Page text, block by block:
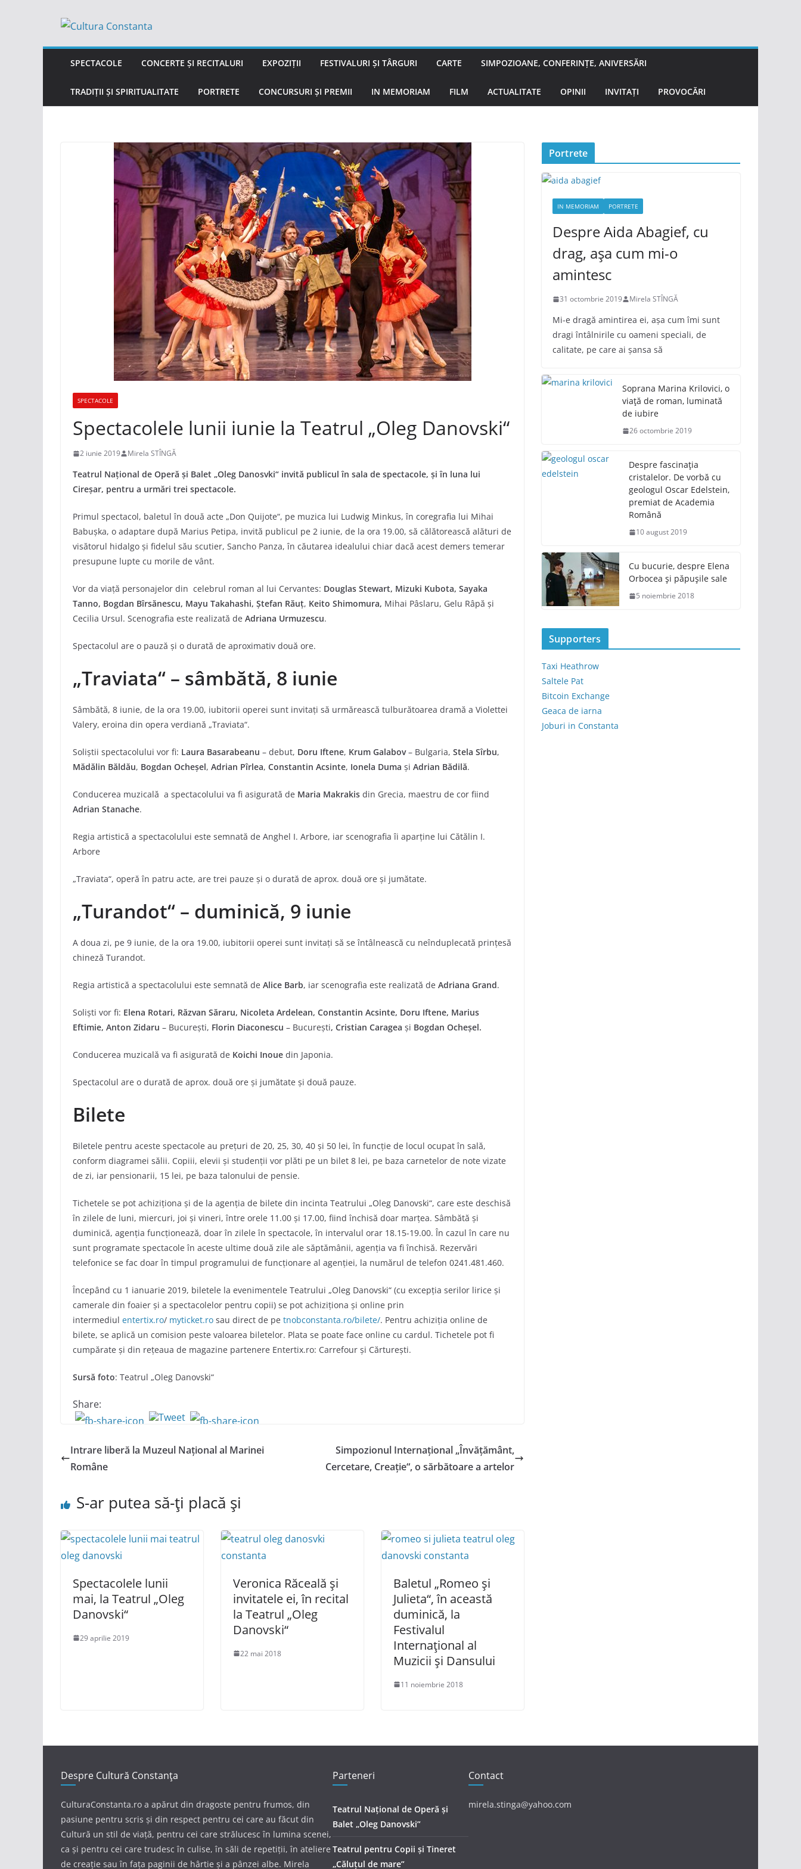
conținut
SPECTACOLE CONCERTE ȘI RECITALURI EXPOZIȚII FESTIVALURI ȘI TÂRGURI CARTE SIMPOZIOANE, CONFERINȚE, ANIVERSĂRI
TRADIȚII ȘI SPIRITUALITATE PORTRETE CONCURSURI ȘI PREMII IN MEMORIAM FILM ACTUALITATE OPINII INVITAȚI PROVOCĂRI
SPECTACOLE
Spectacolele lunii iunie la Teatrul „Oleg Danovski“
2 iunie 2019 Mirela STÎNGĂ
Teatrul Național de Operă și Balet „Oleg Danosvki“ invită publicul în sala de spectacole, și în luna lui
Cireșar, pentru a urmări trei spectacole.
Primul spectacol, baletul în două acte „Don Quijote“, pe muzica lui Ludwig Minkus, în coregrafia lui Mihai
Babuşka, o adaptare după Marius Petipa, invită publicul pe 2 iunie, de la ora 19.00, să călătorească alături de
visătorul hidalgo și fidelul său scutier, Sancho Panza, în căutarea idealului chiar dacă acest demers temerar
presupune lupte cu morile de vânt.
Vor da viață personajelor din celebrul roman al lui Cervantes: Douglas Stewart, Mizuki Kubota, Sayaka
Tanno, Bogdan Bîrsănescu, Mayu Takahashi, Ștefan Răuț, Keito Shimomura, Mihai Pâslaru, Gelu Râpă și
Cecilia Ursul. Scenografia este realizată de Adriana Urmuzescu.
Spectacolul are o pauză și o durată de aproximativ două ore.
„Traviata“ – sâmbătă, 8 iunie
Sâmbătă, 8 iunie, de la ora 19.00, iubitorii operei sunt invitați să urmărească tulburătoarea dramă a Violettei
Valery, eroina din opera verdiană „Traviata“.
Soliștii spectacolului vor fi: Laura Basarabeanu – debut, Doru Iftene, Krum Galabov– Bulgaria, Stela Sîrbu,
Mădălin Băldău, Bogdan Ocheșel, Adrian Pîrlea, Constantin Acsinte, Ionela Duma și Adrian Bădilă.
Conducerea muzicală a spectacolului va fi asigurată de Maria Makrakis din Grecia, maestru de cor fiind
Adrian Stanache.
Regia artistică a spectacolului este semnată de Anghel I. Arbore, iar scenografia îi aparține lui Cătălin I.
Arbore
„Traviata“, operă în patru acte, are trei pauze și o durată de aprox. două ore și jumătate.
„Turandot“ – duminică, 9 iunie
A doua zi, pe 9 iunie, de la ora 19.00, iubitorii operei sunt invitați să se întâlnească cu neînduplecată prințesă
chineză Turandot.
Regia artistică a spectacolului este semnată de Alice Barb, iar scenografia este realizată de Adriana Grand.
Soliști vor fi: Elena Rotari, Răzvan Săraru, Nicoleta Ardelean, Constantin Acsinte, Doru Iftene, Marius
Eftimie, Anton Zidaru – București, Florin Diaconescu – București, Cristian Caragea și Bogdan Ocheșel.
Conducerea muzicală va fi asigurată de Koichi Inoue din Japonia.
Spectacolul are o durată de aprox. două ore și jumătate și două pauze.
Bilete
Biletele pentru aceste spectacole au preţuri de 20, 25, 30, 40 și 50 lei, în funcţie de locul ocupat în sală,
conform diagramei sălii. Copiii, elevii și studenții vor plăti pe un bilet 8 lei, pe baza carnetelor de note vizate
de zi, iar pensionarii, 15 lei, pe baza talonului de pensie.
Tichetele se pot achiziționa și de la agenția de bilete din incinta Teatrului „Oleg Danovski“, care este deschisă
în zilele de luni, miercuri, joi și vineri, între orele 11.00 și 17.00, fiind închisă doar marțea. Sâmbătă și
duminică, agenția funcționează, doar în zilele în spectacole, în intervalul orar 18.15-19.00. În cazul în care nu
sunt programate spectacole în aceste ultime două zile ale săptămânii, agenția va fi închisă. Rezervări
telefonice se fac doar în timpul programului de funcționare al agenției, la numărul de telefon 0241.481.460.
Începând cu 1 ianuarie 2019, biletele la evenimentele Teatrului „Oleg Danovski“ (cu excepția serilor lirice și
camerale din foaier și a spectacolelor pentru copii) se pot achiziționa și online prin
intermediul entertix.ro/ myticket.ro sau direct de pe tnobconstanta.ro/bilete/. Pentru achiziția online de
bilete, se aplică un comision peste valoarea biletelor. Plata se poate face online cu cardul. Tichetele pot fi
cumpărate și din rețeaua de magazine partenere Entertix.ro: Carrefour și Cărturești.
Sursă foto: Teatrul „Oleg Danovski“
Share:
Intrare liberă la Muzeul Național al Marinei
Române
Simpozionul Internaţional „Învăţământ,
Cercetare, Creaţie“, o sărbătoare a artelor
S-ar putea să-ți placă și
Spectacolele lunii
mai, la Teatrul „Oleg
Danovski“
29 aprilie 2019
Veronica Răceală și
invitatele ei, în recital
la Teatrul „Oleg
Danovski“
22 mai 2018
Baletul „Romeo și
Julieta“, în această
duminică, la
Festivalul
Internațional al
Muzicii și Dansului
11 noiembrie 2018
Portrete
IN MEMORIAM PORTRETE
Despre Aida Abagief, cu
drag, așa cum mi-o
amintesc
31 octombrie 2019 Mirela STÎNGĂ
Mi-e dragă amintirea ei, așa cum îmi sunt
dragi întâlnirile cu oameni speciali, de
calitate, pe care ai șansa să
Soprana Marina Krilovici, o
viață de roman, luminată
de iubire
26 octombrie 2019
Despre fascinația
cristalelor. De vorbă cu
geologul Oscar Edelstein,
premiat de Academia
Română
10 august 2019
Cu bucurie, despre Elena
Orbocea și păpușile sale
5 noiembrie 2018
Supporters
Taxi Heathrow
Saltele Pat
Bitcoin Exchange
Geaca de iarna
Joburi in Constanta
Despre Cultură Constanța
CulturaConstanta.ro a apărut din dragoste pentru frumos, din
pasiune pentru scris și din respect pentru cei care au făcut din
Cultură un stil de viață, pentru cei care strălucesc în lumina scenei,
ca și pentru cei care trudesc în culise, în săli de repetiții, în ateliere
de creație sau în fața paginii de hârtie și a pânzei albe. Mirela
Parteneri
Teatrul Național de Operă și
Balet „Oleg Danovski”
Teatrul pentru Copii și Tineret
„Căluțul de mare”
Contact
mirela.stinga@yahoo.com